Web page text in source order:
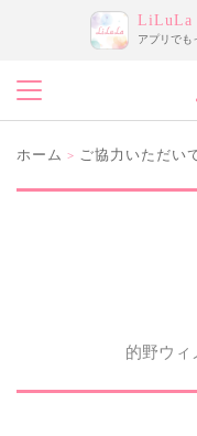
LiLuLa
アプリでも
ホーム > ご協力いただい
的野ウ